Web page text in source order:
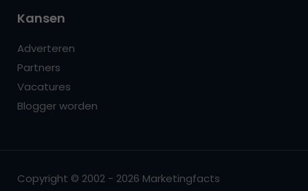
Kansen
Adverteren
Partners
Vacatures
Blogger worden
Copyright © 2002 - 2026 Marketingfacts